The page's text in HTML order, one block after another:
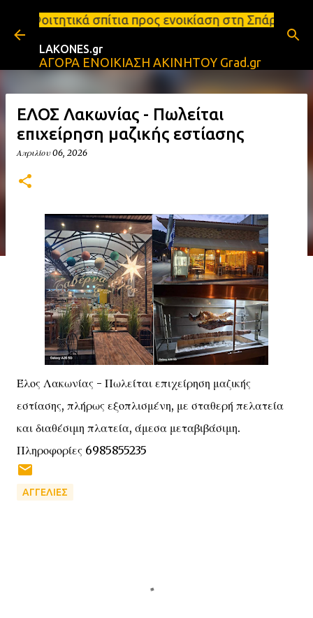
Μετάβαση στο κύριο περιεχόμενο
προς ενοικίαση στη Σπάρτη Ενοικιάσεις
LAKONES.gr
ΑΓΟΡΑ ΕΝΟΙΚΙΑΣΗ ΑΚΙΝΗΤΟΥ Grad.gr
ΕΛΟΣ Λακωνίας - Πωλείται
επιχείρηση μαζικής εστίασης
Απριλίου 06, 2026
Έλος Λακωνίας - Πωλείται επιχείρηση μαζικής
εστίασης, πλήρως εξοπλισμένη, με σταθερή πελατεία
και διαθέσιμη πλατεία, άμεσα μεταβιβάσιμη.
Πληροφορίες 6985855235
ΑΓΓΕΛΙΕΣ